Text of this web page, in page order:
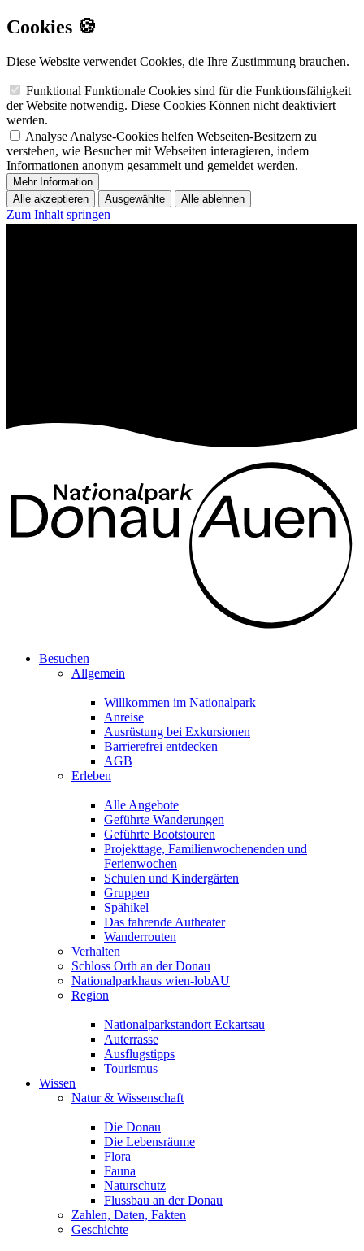
Cookies 🍪
Diese Website verwendet Cookies, die Ihre Zustimmung brauchen.
Funktional Funktionale Cookies sind für die Funktionsfähigkeit
der Website notwendig. Diese Cookies Können nicht deaktiviert
werden.
Analyse Analyse-Cookies helfen Webseiten-Besitzern zu
verstehen, wie Besucher mit Webseiten interagieren, indem
Informationen anonym gesammelt und gemeldet werden.
Mehr Information
Alle akzeptieren
Ausgewählte Alle ablehnen
Zum Inhalt springen
Besuchen
Allgemein
Willkommen im Nationalpark
Anreise
Ausrüstung bei Exkursionen
Barrierefrei entdecken
AGB
Erleben
Alle Angebote
Geführte Wanderungen
Geführte Bootstouren
Projekttage, Familienwochenenden und
Ferienwochen
Schulen und Kindergärten
Gruppen
Spähikel
Das fahrende Autheater
Wanderrouten
Verhalten
Schloss Orth an der Donau
Nationalparkhaus wien-lobAU
Region
Nationalparkstandort Eckartsau
Auterrasse
Ausflugstipps
Tourismus
Wissen
Natur & Wissenschaft
Die Donau
Die Lebensräume
Flora
Fauna
Naturschutz
Flussbau an der Donau
Zahlen, Daten, Fakten
Geschichte